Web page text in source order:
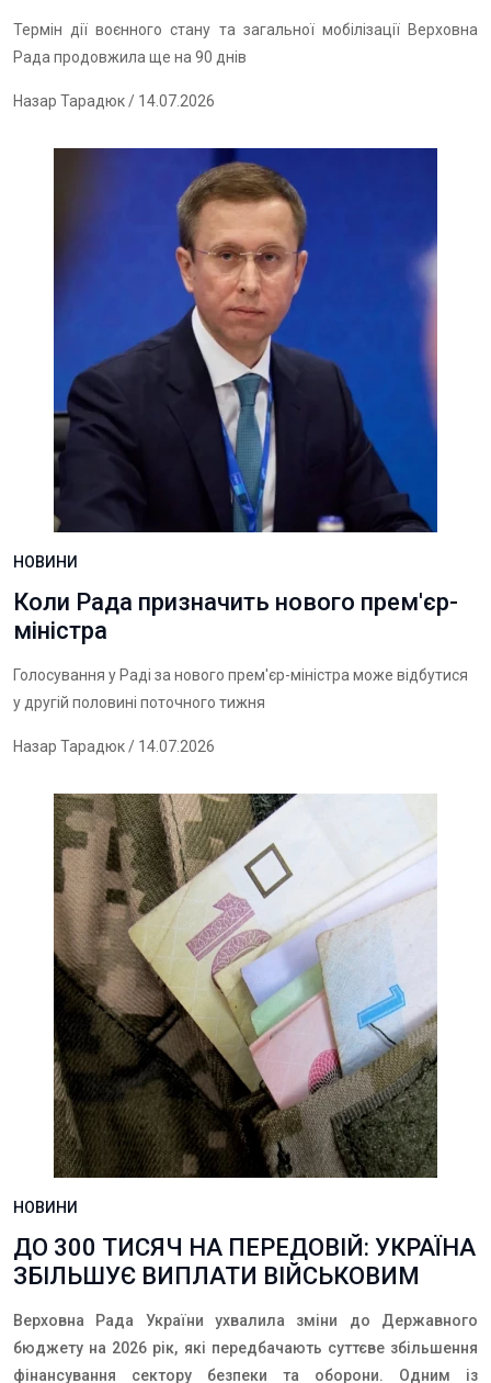
Термін дії воєнного стану та загальної мобілізації Верховна
Рада продовжила ще на 90 днів
Назар Тарадюк/ 14.07.2026
НОВИНИ
Коли Рада призначить нового прем'єр-
міністра
Голосування у Раді за нового прем'єр-міністра може відбутися
у другій половині поточного тижня
Назар Тарадюк/ 14.07.2026
НОВИНИ
ДО 300 ТИСЯЧ НА ПЕРЕДОВІЙ: УКРАЇНА
ЗБІЛЬШУЄ ВИПЛАТИ ВІЙСЬКОВИМ
Верховна Рада України ухвалила зміни до Державного
бюджету на 2026 рік, які передбачають суттєве збільшення
фінансування сектору безпеки та оборони. Одним із